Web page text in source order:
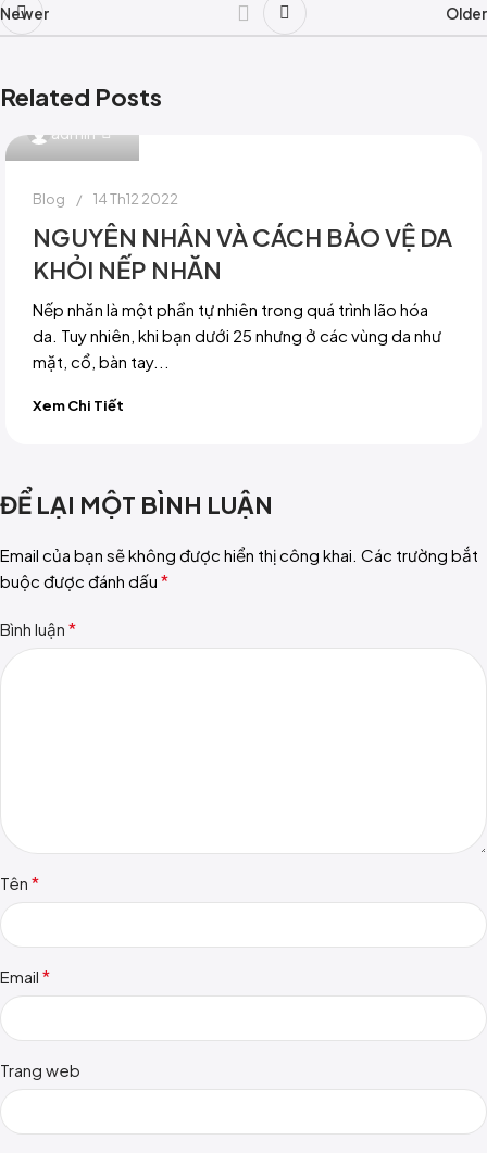
Newer Older
Related Posts
admin
Blog 14 Th12 2022
NGUYÊN NHÂN VÀ CÁCH BẢO VỆ DA
KHỎI NẾP NHĂN
Nếp nhăn là một phần tự nhiên trong quá trình lão hóa
da. Tuy nhiên, khi bạn dưới 25 nhưng ở các vùng da như
mặt, cổ, bàn tay...
Xem Chi Tiết
ĐỂ LẠI MỘT BÌNH LUẬN
Email của bạn sẽ không được hiển thị công khai. Các trường bắt
buộc được đánh dấu *
Bình luận *
Tên *
Email *
Trang web